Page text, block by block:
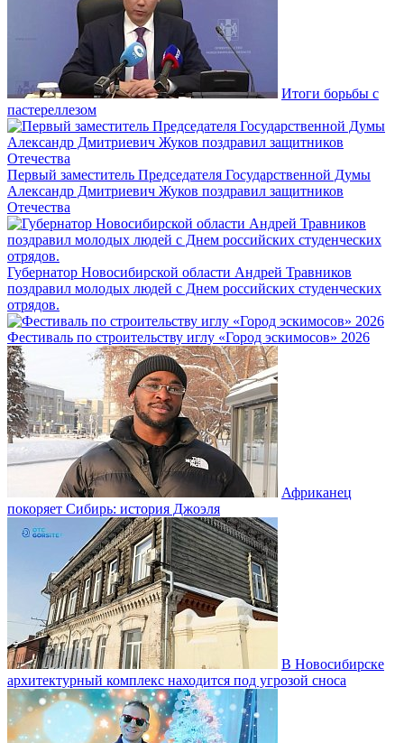
Итоги борьбы с
пастереллезом
Первый заместитель Председателя Государственной Думы
Александр Дмитриевич Жуков поздравил защитников
Отечества
Губернатор Новосибирской области Андрей Травников
поздравил молодых людей с Днем российских студенческих
отрядов.
Фестиваль по строительству иглу «Город эскимосов» 2026
Африканец
покоряет Сибирь: история Джоэля
В Новосибирске
архитектурный комплекс находится под угрозой сноса